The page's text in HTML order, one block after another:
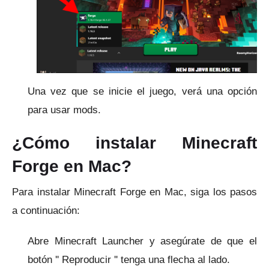
Una vez que se inicie el juego, verá una opción
para usar mods.
¿Cómo instalar Minecraft
Forge en Mac?
Para instalar Minecraft Forge en Mac, siga los pasos
a continuación:
Abre Minecraft Launcher y asegúrate de que el
botón '' Reproducir '' tenga una flecha al lado.